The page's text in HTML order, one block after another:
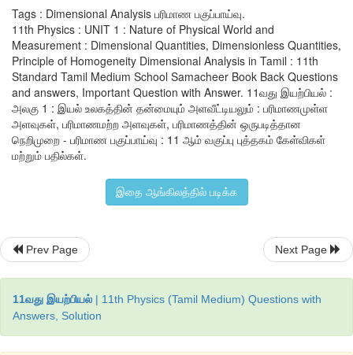
ஒரு மாறிலி பரிமாணமற்று இருப்பின் அவை
எனப்படுகின்றன. எ.கா:T, e (ஆய்லர் எண்) எண்கள் மற்றும் பல.
பரிமாணங்களின் ஒருபடித்தான நெறிமுறை
பரிமாணங்களின் ஒருப்படித்தான நெறிமுறைப்படி ஒரு
ஒவ்வொரு உறுப்பின் பரிமாணங்களும் சமமாகும்.
என்ற சமன்பாட்டில் v
] க்கு சமமாகவும் இருக்கும்.
Tags : Dimensional Analysis பரிமாண பகுப்பாய்வு.
11th Physics : UNIT 1 : Nature of Physical World and
Measurement : Dimensional Quantities, Dimensionless Quantities,
Principle of Homogeneity Dimensional Analysis in Tamil : 11th
Standard Tamil Medium School Samacheer Book Back Questions
and answers, Important Question with Answer. 11வது இயற்பியல் :
அலகு 1 : இயல் உலகத்தின் தன்மையும் அளவீட்டியலும் : பரிமாணமுள்ள
அளவுகள், பரிமாணமற்ற அளவுகள், பரிமாணத்தின் ஒருபடித்தான
நெறிமுறை - பரிமாண பகுப்பாய்வு : 11 ஆம் வகுப்பு புத்தகம் கேள்விகள்
மற்றும் பதில்கள்.
இதை ஆங்கிலத்தில் படிக்க
Prev Page Next Page
11வது இயற்பியல் | 11th Physics (Tamil Medium) Questions with
Answers, Solution